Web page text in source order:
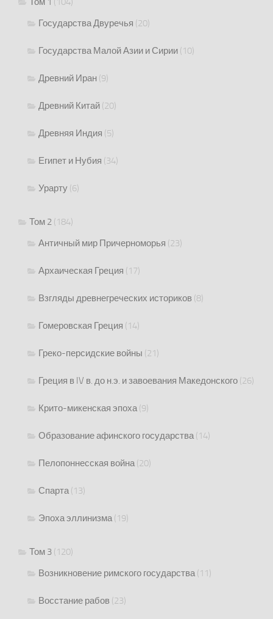
Государства Двуречья (20)
Государства Малой Азии и Сирии (10)
Древний Иран (9)
Древний Китай (20)
Древняя Индия (5)
Египет и Нубия (34)
Урарту (6)
Том 2 (184)
Античный мир Причерноморья (23)
Архаическая Греция (17)
Взгляды древнегреческих историков (8)
Гомеровская Греция (14)
Греко-персидские войны (21)
Греция в IV в. до н.э. и завоевания Македонского (26)
Крито-микенская эпоха(9)
Образование афинского государства(14)
Пелопоннесская война(20)
Спарта(13)
Эпоха эллинизма(19)
Том 3 (120)
Возникновение римского государства(11)
Восстание рабов (23)